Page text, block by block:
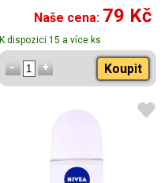
Naše cena: 79 Kč
K dispozici 15 a více ks
Koupit